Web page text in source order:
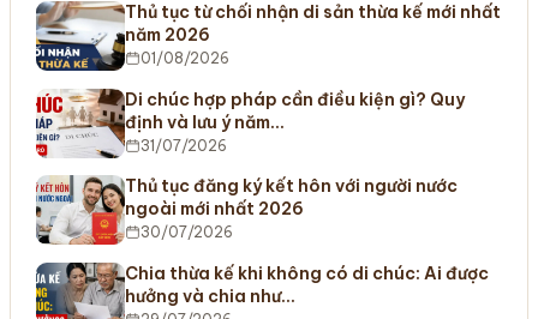
Thủ tục từ chối nhận di sản thừa kế mới nhất
năm 2026
01/08/2026
Di chúc hợp pháp cần điều kiện gì? Quy
định và lưu ý năm…
31/07/2026
Thủ tục đăng ký kết hôn với người nước
ngoài mới nhất 2026
30/07/2026
Chia thừa kế khi không có di chúc: Ai được
hưởng và chia như…